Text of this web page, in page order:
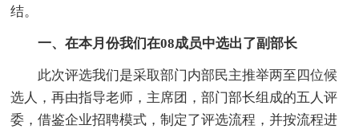
结。
一、在本月份我们在08成员中选出了副部长
此次评选我们是采取部门内部民主推举两至四位候
选人，再由指导老师，主席团，部门部长组成的五人评
委，借鉴企业招聘模式，制定了评选流程，并按流程进